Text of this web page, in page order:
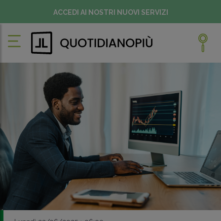
ACCEDI AI NOSTRI NUOVI SERVIZI